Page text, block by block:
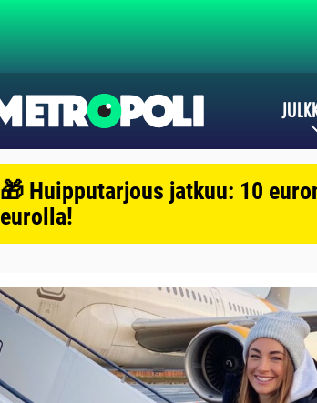
🎁 Huipputarjous jatkuu: 10
eurolla!